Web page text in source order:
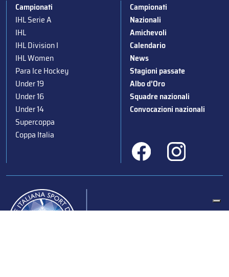
Campionati
IHL Serie A
IHL
IHL Division I
IHL Women
Para Ice Hockey
Under 19
Under 16
Under 14
Supercoppa
Coppa Italia
Campionati
Nazionali
Amichevoli
Calendario
News
Stagioni passate
Albo d’Oro
Squadre nazionali
Convocazioni nazionali